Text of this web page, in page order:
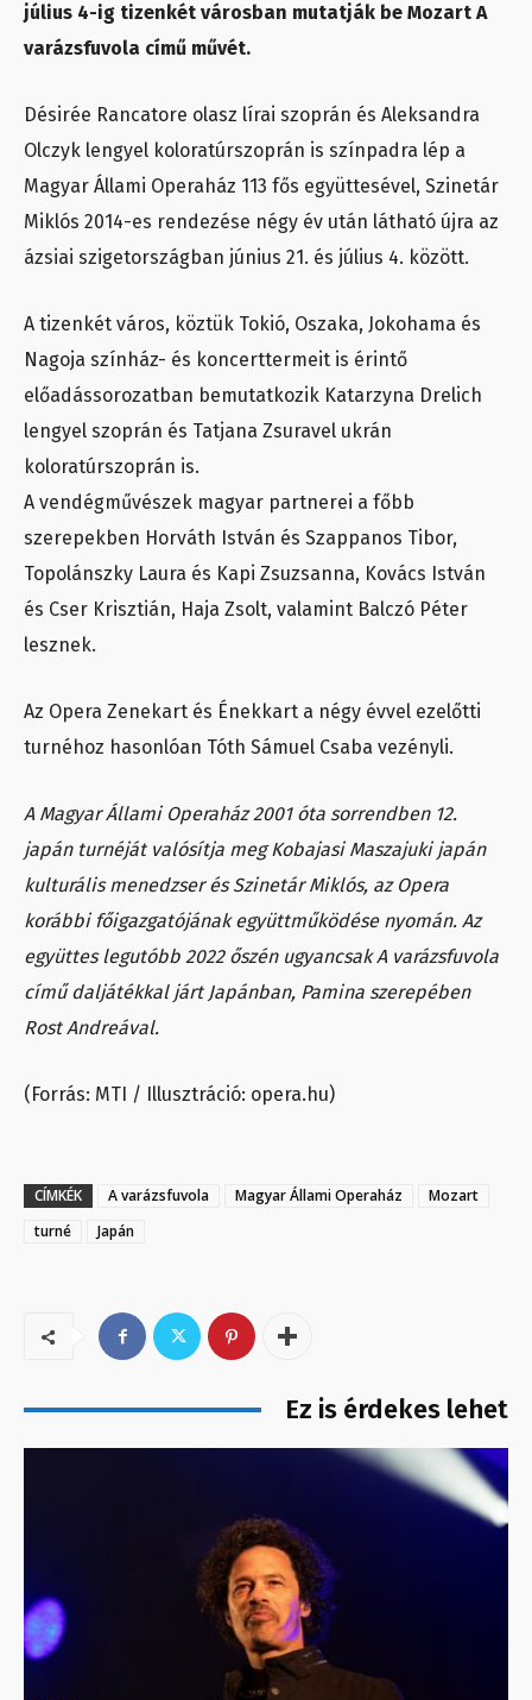
július 4-ig tizenkét városban mutatják be Mozart A
varázsfuvola című művét.
Désirée Rancatore olasz lírai szoprán és Aleksandra
Olczyk lengyel koloratúrszoprán is színpadra lép a
Magyar Állami Operaház 113 fős együttesével, Szinetár
Miklós 2014-es rendezése négy év után látható újra az
ázsiai szigetországban június 21. és július 4. között.
A tizenkét város, köztük Tokió, Oszaka, Jokohama és
Nagoja színház- és koncerttermeit is érintő
előadássorozatban bemutatkozik Katarzyna Drelich
lengyel szoprán és Tatjana Zsuravel ukrán
koloratúrszoprán is.
A vendégművészek magyar partnerei a főbb
szerepekben Horváth István és Szappanos Tibor,
Topolánszky Laura és Kapi Zsuzsanna, Kovács István
és Cser Krisztián, Haja Zsolt, valamint Balczó Péter
lesznek.
Az Opera Zenekart és Énekkart a négy évvel ezelőtti
turnéhoz hasonlóan Tóth Sámuel Csaba vezényli.
A Magyar Állami Operaház 2001 óta sorrendben 12.
japán turnéját valósítja meg Kobajasi Maszajuki japán
kulturális menedzser és Szinetár Miklós, az Opera
korábbi főigazgatójának együttműködése nyomán. Az
együttes legutóbb 2022 őszén ugyancsak A varázsfuvola
című daljátékkal járt Japánban, Pamina szerepében
Rost Andreával.
(Forrás: MTI / Illusztráció: opera.hu)
CÍMKÉK A varázsfuvola Magyar Állami Operaház
Mozart
turné
Japán
Ez is érdekes lehet